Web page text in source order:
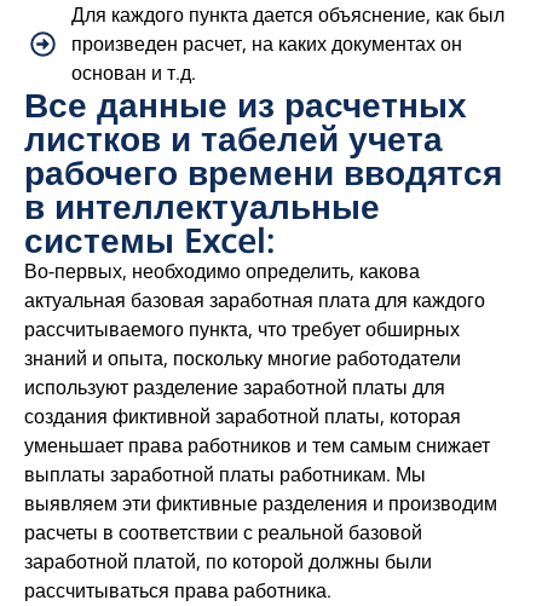
Для каждого пункта дается объяснение, как был
произведен расчет, на каких документах он
основан и т.д.
Все данные из расчетных
листков и табелей учета
рабочего времени вводятся
в интеллектуальные
системы Excel:
Во-первых, необходимо определить, какова
актуальная базовая заработная плата для каждого
рассчитываемого пункта, что требует обширных
знаний и опыта, поскольку многие работодатели
используют разделение заработной платы для
создания фиктивной заработной платы, которая
уменьшает права работников и тем самым снижает
выплаты заработной платы работникам. Мы
выявляем эти фиктивные разделения и производим
расчеты в соответствии с реальной базовой
заработной платой, по которой должны были
рассчитываться права работника.